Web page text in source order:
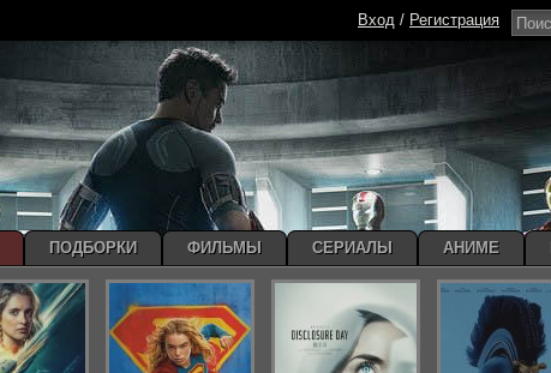
Вход / Регистрация
ПОДБОРКИ ФИЛЬМЫ СЕРИАЛЫ АНИМЕ